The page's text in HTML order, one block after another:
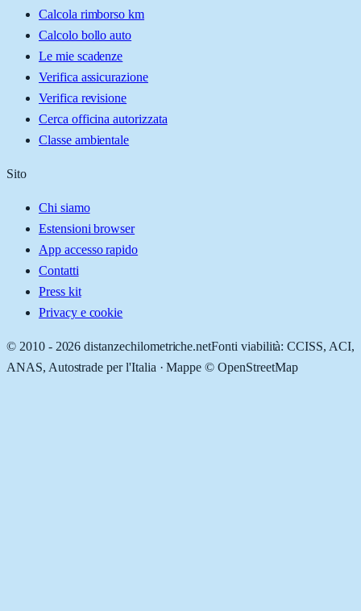
Calcola rimborso km
Calcolo bollo auto
Le mie scadenze
Verifica assicurazione
Verifica revisione
Cerca officina autorizzata
Classe ambientale
Sito
Chi siamo
Estensioni browser
App accesso rapido
Contatti
Press kit
Privacy e cookie
© 2010 - 2026 distanzechilometriche.netFonti viabilità: CCISS, ACI,
ANAS, Autostrade per l'Italia · Mappe © OpenStreetMap